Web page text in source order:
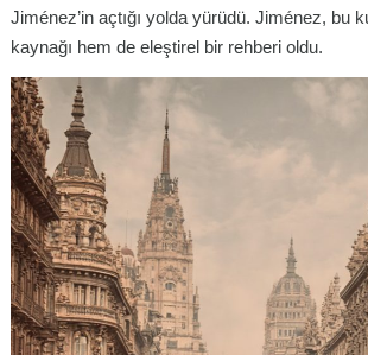
Jiménez’in açtığı yolda yürüdü. Jiménez, bu
kaynağı hem de eleştirel bir rehberi oldu.